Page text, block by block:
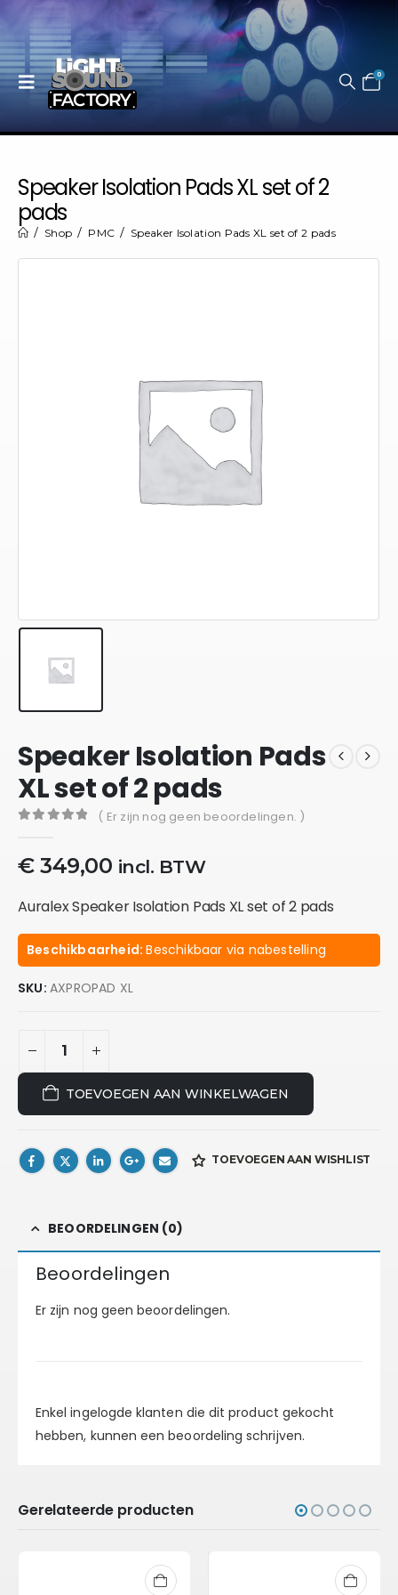
0
Speaker Isolation Pads XL set of 2
pads
Shop PMC Speaker Isolation Pads XL set of 2 pads
Speaker Isolation Pads
XL set of 2 pads
( Er zijn nog geen beoordelingen. )
€349,00 incl. BTW
Auralex Speaker Isolation Pads XL set of 2 pads
Beschikbaarheid:Beschikbaar via nabestelling
SKU: AXPROPAD XL
TOEVOEGEN AAN WINKELWAGEN
TOEVOEGEN AAN WISHLIST
BEOORDELINGEN (0)
Beoordelingen
Er zijn nog geen beoordelingen.
Enkel ingelogde klanten die dit product gekocht
hebben, kunnen een beoordeling schrijven.
Gerelateerde producten